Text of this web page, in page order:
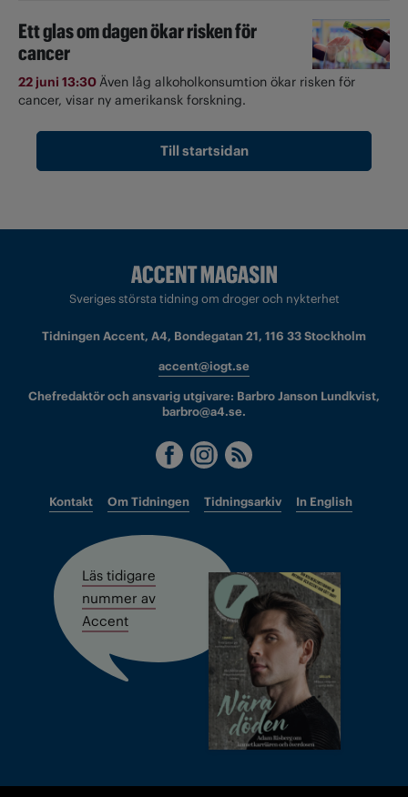
Ett glas om dagen ökar risken för
cancer
22 juni 13:30Även låg alkoholkonsumtion ökar risken för
cancer, visar ny amerikansk forskning.
Till startsidan
Sveriges största tidning om droger och nykterhet
Tidningen Accent, A4, Bondegatan 21, 116 33 Stockholm
accent@iogt.se
Chefredaktör och ansvarig utgivare: Barbro Janson Lundkvist,
barbro@a4.se.
Kontakt Om Tidningen Tidningsarkiv In English
Läs tidigare
nummer av
Accent